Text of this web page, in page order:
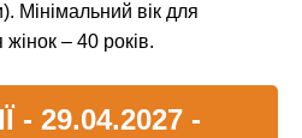
Мінімальний вік для
жінок – 40 років.
- 29.04.2027 -